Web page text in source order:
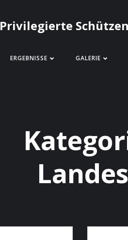
Privilegierte
ERGEBNISSE GALERIE